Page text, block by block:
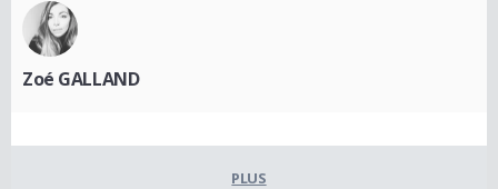
Zoé GALLAND
PLUS